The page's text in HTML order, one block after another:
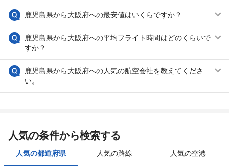
鹿児島県から大阪府への最安値はいくらですか？
鹿児島県から大阪府への平均フライト時間はどのくらいで
すか？
鹿児島県から大阪府への人気の航空会社を教えてくださ
い。
人気の条件から検索する
人気の都道府県 人気の路線 人気の空港